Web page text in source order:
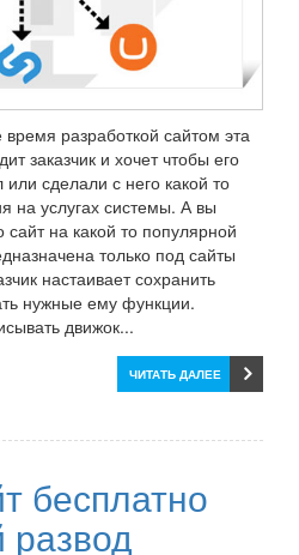
разработкой сайтом эта
заказчик и хочет чтобы его
сделали с него какой то
на услугах системы. А вы
сайт на какой то популярной
только под сайты
настаивает сохранить
нужные ему функции.
движок...
ЧИТАТЬ ДАЛЕЕ
бесплатно
развод